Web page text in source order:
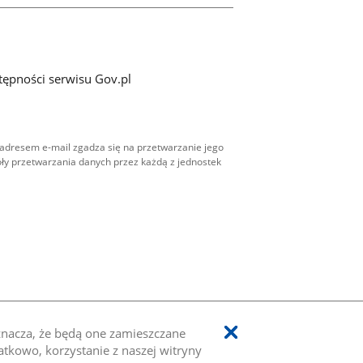
że będą one zamieszczane
korzystanie z naszej witryny
serwisu Gov.pl
e-mail zgadza się na przetwarzanie jego
przetwarzania danych przez każdą z jednostek